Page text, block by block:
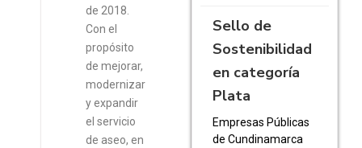
de 2018.
Con el
propósito
de mejorar,
modernizar
y expandir
el servicio
de aseo, en
Sello de
Sostenibilidad
en categoría
Plata
Empresas Públicas
de Cundinamarca